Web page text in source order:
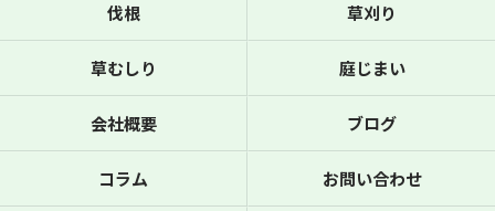
伐根 草刈り
草むしり 庭じまい
会社概要 ブログ
コラム お問い合わせ